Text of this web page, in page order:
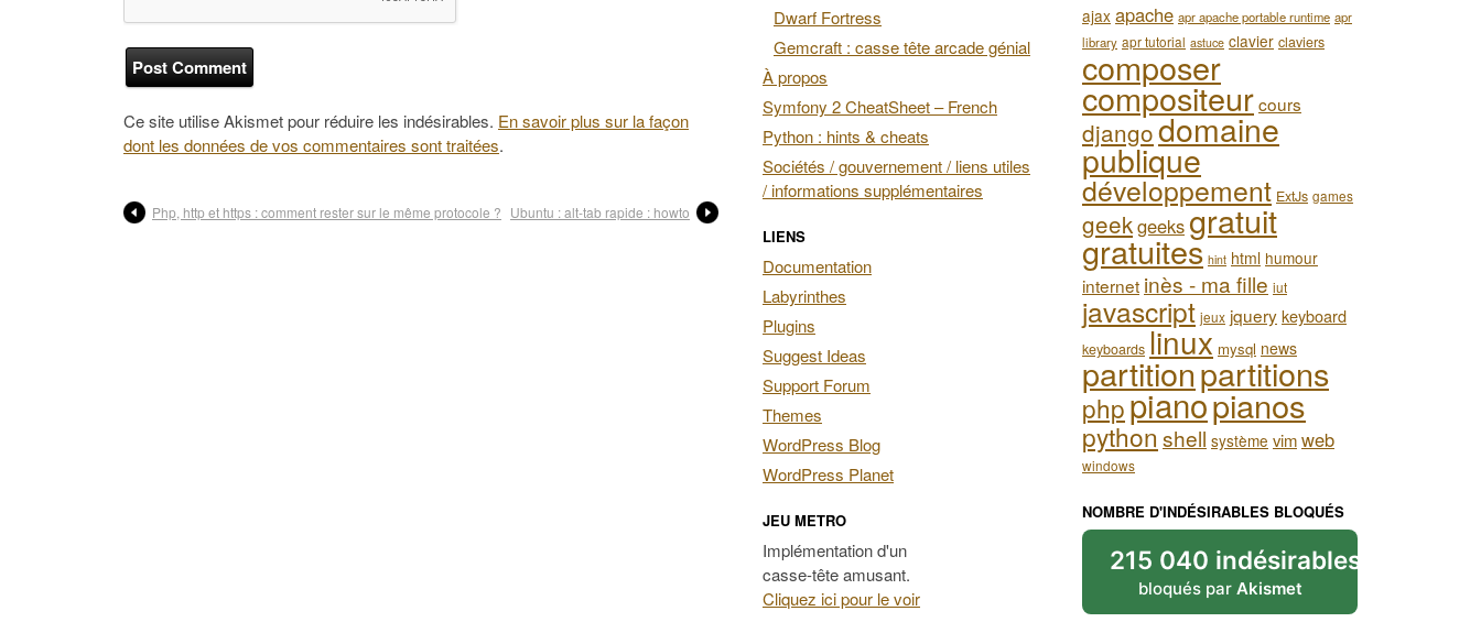
Ce site utilise Akismet pour réduire les indésirables. En savoir plus sur la façon
dont les données de vos commentaires sont traitées.
Php, http et https : comment rester sur le même protocole ? Ubuntu : alt-tab rapide : howto
Dwarf Fortress
Gemcraft : casse tête arcade génial
À propos
Symfony 2 CheatSheet – French
Python : hints & cheats
Sociétés / gouvernement / liens utiles
/ informations supplémentaires
LIENS
Documentation
Labyrinthes
Plugins
Suggest Ideas
Support Forum
Themes
WordPress Blog
WordPress Planet
JEU METRO
Implémentation d'un
casse-tête amusant.
Cliquez ici pour le voir
ajax apache apr apache portable runtime apr
library apr tutorial astuce clavier claviers
composer
compositeurcours
djangodomaine
publique
développement ExtJs games
geekgeeksgratuit
gratuites hint html humour
internet inès - ma fille iut
javascript jeux jquerykeyboard
keyboards linux mysql news
partitionpartitions
phppianopianos
python shell système vimweb
windows
NOMBRE D'INDÉSIRABLES BLOQUÉS
215 040 indésirables
bloqués par Akismet